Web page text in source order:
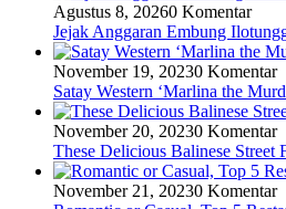
Agustus 8, 20260 Komentar
Jejak Anggaran Embung
November 19, 20230 Komentar
Satay Western ‘Marlina the
November 20, 20230 Komentar
These Delicious Balinese
November 21, 20230 Komentar